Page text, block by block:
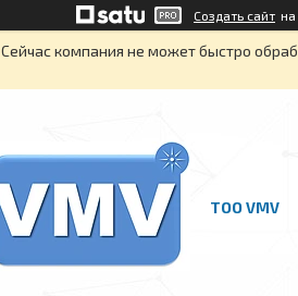
Создать сайт на
Сейчас компания не может быстро
ТОО VMV